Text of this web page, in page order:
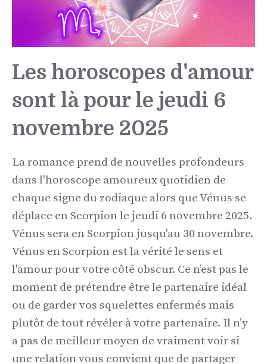
Les horoscopes d'amour
sont là pour le jeudi 6
novembre 2025
La romance prend de nouvelles profondeurs
dans l'horoscope amoureux quotidien de
chaque signe du zodiaque alors que Vénus se
déplace en Scorpion le jeudi 6 novembre 2025.
Vénus sera en Scorpion jusqu'au 30 novembre.
Vénus en Scorpion est la vérité le sens et
l'amour pour votre côté obscur. Ce n’est pas le
moment de prétendre être le partenaire idéal
ou de garder vos squelettes enfermés mais
plutôt de tout révéler à votre partenaire. Il n’y
a pas de meilleur moyen de vraiment voir si
une relation vous convient que de partager